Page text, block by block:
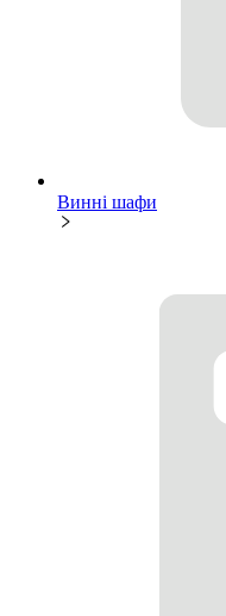
Винні шафи